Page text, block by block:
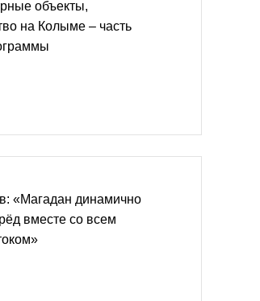
объекты,
на Колыме – часть
«Магадан динамично
вместе со всем